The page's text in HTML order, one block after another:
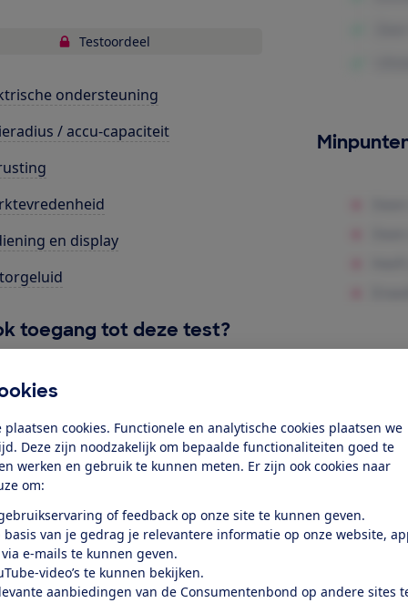
plaatsen cookies. Functionele en analytische cookies plaatsen we
Deze zijn noodzakelijk om bepaalde functionaliteiten goed te
werken en gebruik te kunnen meten. Er zijn ook cookies naar
om:
of feedback op onze site te kunnen geven.
basis van je gedrag je relevantere informatie op onze website,
e-mails te kunnen geven.
video’s te kunnen bekijken.
aanbiedingen van de Consumentenbond op andere sites
Testoordeel
ondersteuning
/ accu-capaciteit
en display
toegang tot deze test?
Al lid? Log in